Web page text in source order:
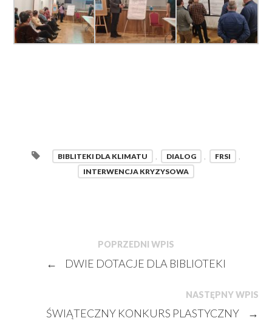
BIBLITEKI DLA KLIMATU DIALOG FRSI
INTERWENCJA KRYZYSOWA
POPRZEDNI WPIS
← DWIE DOTACJE DLA BIBLIOTEKI
NASTĘPNY WPIS
ŚWIĄTECZNY KONKURS PLASTYCZNY →